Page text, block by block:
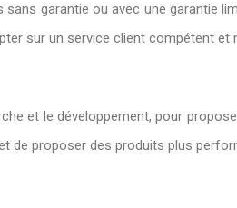
garantie ou avec une garantie
sur un service client compétent
et le développement, pour
de proposer des produits plus